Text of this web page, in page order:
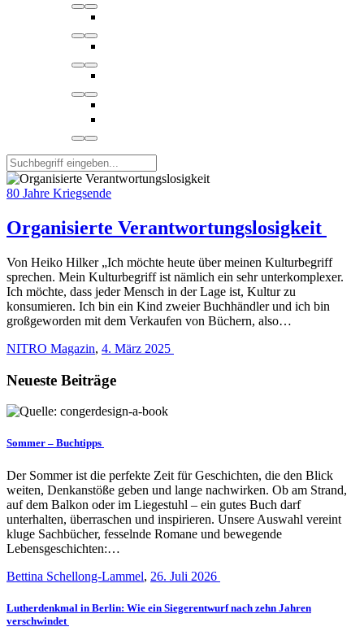
80 Jahre Kriegsende
Organisierte Verantwortungslosigkeit
Von Heiko Hilker „Ich möchte heute über meinen Kulturbegriff
sprechen. Mein Kulturbegriff ist nämlich ein sehr unterkomplexer.
Ich möchte, dass jeder Mensch in der Lage ist, Kultur zu
konsumieren. Ich bin ein Kind zweier Buchhändler und ich bin
großgeworden mit dem Verkaufen von Büchern, also…
NITRO Magazin, 4. März 2025
Neueste Beiträge
Sommer – Buchtipps
Der Sommer ist die perfekte Zeit für Geschichten, die den Blick
weiten, Denkanstöße geben und lange nachwirken. Ob am Strand,
auf dem Balkon oder im Liegestuhl – ein gutes Buch darf
unterhalten, überraschen und inspirieren. Unsere Auswahl vereint
kluge Sachbücher, fesselnde Romane und bewegende
Lebensgeschichten:…
Bettina Schellong-Lammel, 26. Juli 2026
Lutherdenkmal in Berlin: Wie ein Siegerentwurf nach zehn Jahren
verschwindet